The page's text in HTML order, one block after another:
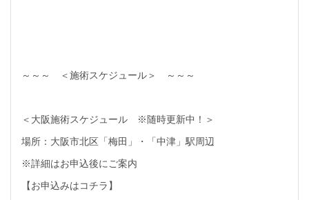
～～～ ＜施術スケジュール＞ ～～～
＜大阪施術スケジュール ※随時更新中！＞
場所：大阪市北区「梅田」・「中津」駅周辺
※詳細はお申込後にご案内
【お申込みはコチラ】